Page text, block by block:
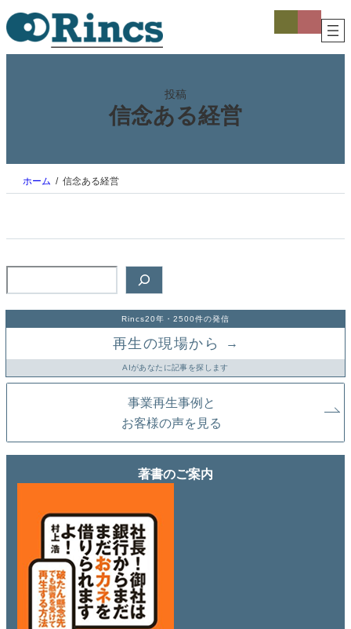
内
容
を
ス
コ
コ
投稿
信念ある経営
ホーム 信念ある経営
Rincs20年・2500件の発信
再生の現場から →
AIがあなたに記事を探します
事業再生事例と
お客様の声を見る
著書のご案内